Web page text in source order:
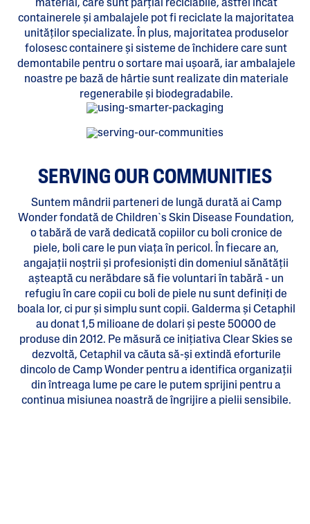
material, care sunt parțial reciclabile, astfel încât
containerele și ambalajele pot fi reciclate la majoritatea
unităților specializate. În plus, majoritatea produselor
folosesc containere și sisteme de închidere care sunt
demontabile pentru o sortare mai ușoară, iar ambalajele
noastre pe bază de hârtie sunt realizate din materiale
regenerabile și biodegradabile.
SERVING OUR COMMUNITIES
Suntem mândrii parteneri de lungă durată ai Camp
Wonder fondată de Children`s Skin Disease Foundation,
o tabără de vară dedicată copiilor cu boli cronice de
piele, boli care le pun viața în pericol. În fiecare an,
angajații noștrii și profesioniști din domeniul sănătății
așteaptă cu nerăbdare să fie voluntari în tabără - un
refugiu în care copii cu boli de piele nu sunt definiți de
boala lor, ci pur și simplu sunt copii. Galderma și Cetaphil
au donat 1,5 milioane de dolari și peste 50000 de
produse din 2012. Pe măsură ce inițiativa Clear Skies se
dezvoltă, Cetaphil va căuta să-și extindă eforturile
dincolo de Camp Wonder pentru a identifica organizații
din întreaga lume pe care le putem sprijini pentru a
continua misiunea noastră de îngrijire a pielii sensibile.